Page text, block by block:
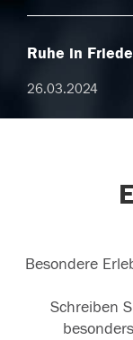
Ruhe in
26.03.2024
Besondere
Schreiben